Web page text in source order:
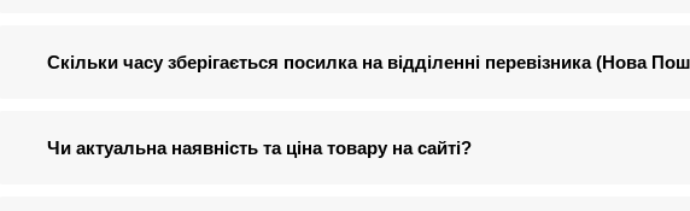
Скільки часу зберігається посилка на відділенні перевізника (Нова
Чи актуальна наявність та ціна товару на сайті?